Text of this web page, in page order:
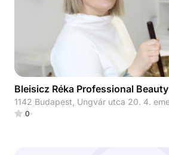
Bleisicz Réka Professional Beauty
0